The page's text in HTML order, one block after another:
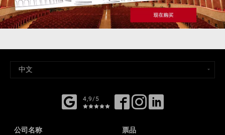
4,9/5
公司名称 票品